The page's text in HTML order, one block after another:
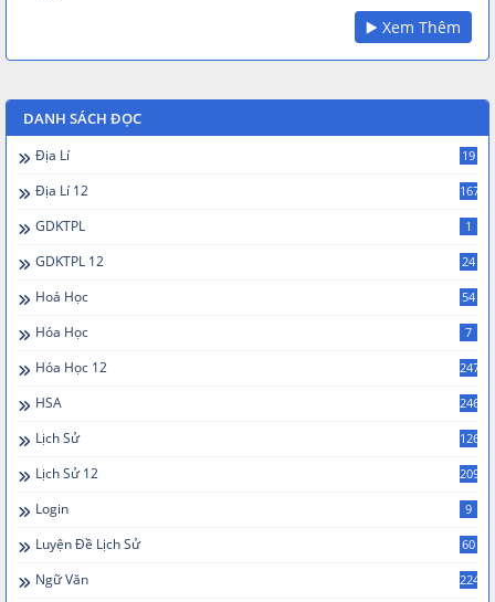
▶️ Xem Thêm
DANH SÁCH ĐỌC
Địa Lí 19
Địa Lí 12 167
GDKTPL 1
GDKTPL 12 24
Hoá Học 54
Hóa Học 7
Hóa Học 12 247
HSA 246
Lịch Sử 126
Lịch Sử 12 209
Login 9
Luyện Đề Lịch Sử 60
Ngữ Văn 224